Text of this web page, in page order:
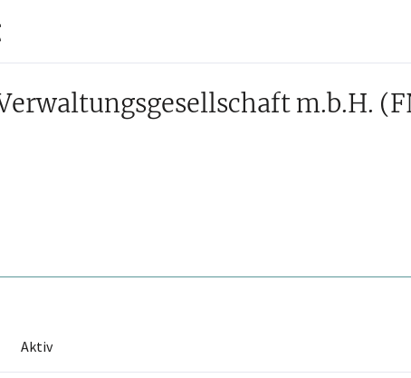
m.b.H.
Aktiv